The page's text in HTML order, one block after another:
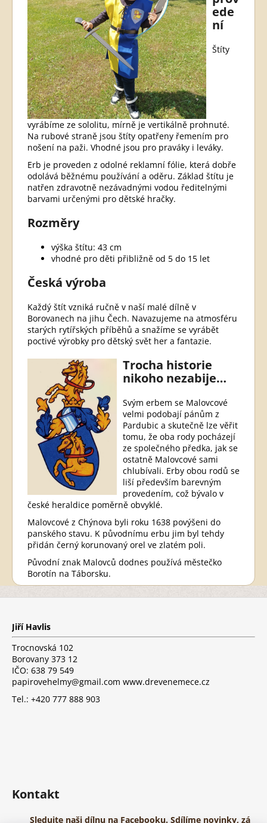
ede
ní
Štíty
vyrábíme ze sololitu, mírně je vertikálně prohnuté.
Na rubové straně jsou štíty opatřeny řemením pro
nošení na paži. Vhodné jsou pro praváky i leváky.
Erb je proveden z odolné reklamní fólie, která dobře
odolává běžnému používání a oděru. Základ štítu je
natřen zdravotně nezávadnými vodou ředitelnými
barvami určenými pro dětské hračky.
Rozměry
výška štítu: 43 cm
vhodné pro děti přibližně od 5 do 15 let
Česká výroba
Každý štít vzniká ručně v naší malé dílně v
Borovanech na jihu Čech. Navazujeme na atmosféru
starých rytířských příběhů a snažíme se vyrábět
poctivé výrobky pro dětský svět her a fantazie.
Trocha historie
nikoho nezabije…
Svým erbem se Malovcové
velmi podobají pánům z
Pardubic a skutečně lze věřit
tomu, že oba rody pocházejí
ze společného předka, jak se
ostatně Malovcové sami
chlubívali. Erby obou rodů se
liší především barevným
provedením, což bývalo v
české heraldice poměrně obvyklé.
Malovcové z Chýnova byli roku 1638 povýšeni do
panského stavu. K původnímu erbu jim byl tehdy
přidán černý korunovaný orel ve zlatém poli.
Původní znak Malovců dodnes používá městečko
Borotín na Táborsku.
Z
Jiří Havlis
Trocnovská 102
Borovany 373 12
IČO: 638 79 549
papirovehelmy@gmail.com www.drevenemece.cz
Tel.: +420 777 888 903
Kontakt
Sledujte naši dílnu na Facebooku. Sdílíme novinky, zá